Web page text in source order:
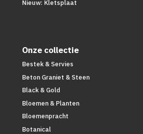
Nieuw: Kletsplaat
Onze collectie
Bestek & Servies
Beton Graniet & Steen
Black & Gold
Bloemen & Planten
Bloemenpracht
Botanical